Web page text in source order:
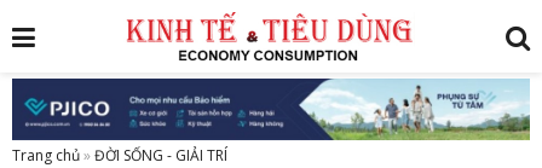
Trang chủ»